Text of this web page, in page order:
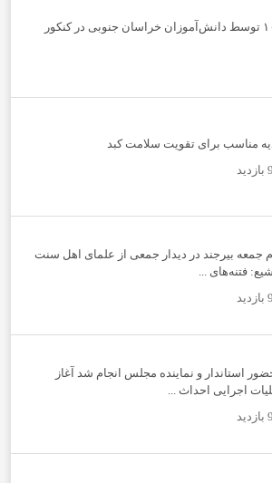
کسب ۳۱ رتبه زیر ۱۰۰ توسط دانش‌آموزان خراسان جنوبی در کنکور
مناسب برای تقویت سلامت کبد
جمعه بیرجند در دیدار جمعی از علمای اهل سنت
فتنه‌های ...
استاندار و نماینده مجلس انجام شد آغاز
اجرایی احداث ...